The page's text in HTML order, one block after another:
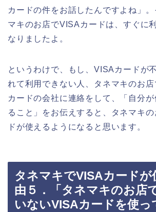
カードの件をお話したんですよね」
マキのお店でVISAカードは、すぐに
なりましたよ。
というわけで、もし、VISAカードが
れて利用できない人、タネマキのお
カードの会社に連絡をして、「自分
ること」をお伝えすると、タネマキ
ドが使えるようになると思います。
タネマキでVISAカードが
由５．「タネマキのお店
いないVISAカードを使っ